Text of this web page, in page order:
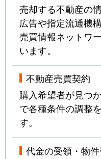
売却する不動産の
広告や指定流通機
売買情報ネットワ
います。
不動産売買契約
購入希望者が見つ
で各種条件の調整
す。
代金の受領・物